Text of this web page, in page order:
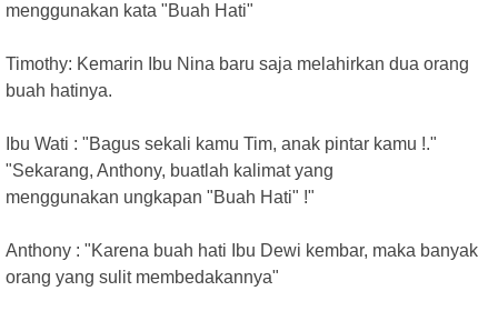
menggunakan kata "Buah Hati"
Timothy: Kemarin Ibu Nina baru saja melahirkan dua orang
buah hatinya.
Ibu Wati : "Bagus sekali kamu Tim, anak pintar kamu !."
"Sekarang, Anthony, buatlah kalimat yang
menggunakan ungkapan "Buah Hati" !"
Anthony : "Karena buah hati Ibu Dewi kembar, maka banyak
orang yang sulit membedakannya"